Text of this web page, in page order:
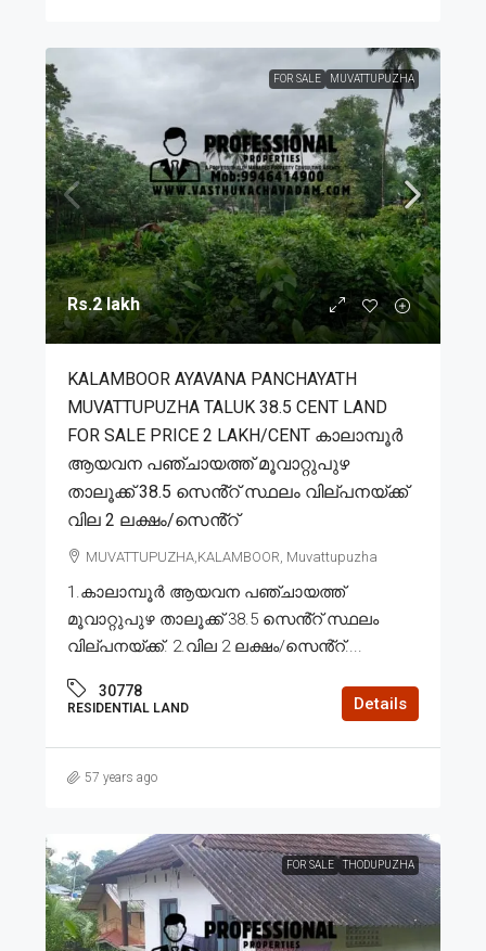
FOR SALE MUVATTUPUZHA
Rs.2 lakh
KALAMBOOR AYAVANA PANCHAYATH
MUVATTUPUZHA TALUK 38.5 CENT LAND
FOR SALE PRICE 2 LAKH/CENT കാലാമ്പൂർ
ആയവന പഞ്ചായത്ത് മൂവാറ്റുപുഴ
താലൂക്ക് 38.5 സെൻ്റ് സ്ഥലം വില്പനയ്ക്ക്
വില 2 ലക്ഷം/സെൻ്റ്
MUVATTUPUZHA,KALAMBOOR, Muvattupuzha
1.കാലാമ്പൂർ ആയവന പഞ്ചായത്ത്
മൂവാറ്റുപുഴ താലൂക്ക് 38.5 സെൻ്റ് സ്ഥലം
വില്പനയ്ക്ക്. 2.വില 2 ലക്ഷം/സെൻ്റ്....
30778
RESIDENTIAL LAND Details
57 years ago
FOR SALE THODUPUZHA